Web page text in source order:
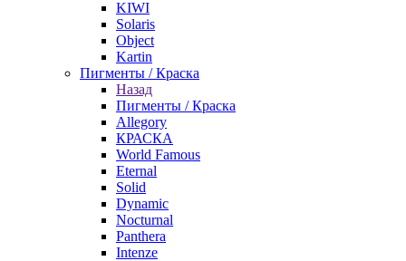
KIWI
Solaris
Object
Kartin
Пигменты / Краска
Назад
Пигменты / Краска
Allegory
КРАСКА
World Famous
Eternal
Solid
Dynamic
Nocturnal
Panthera
Intenze